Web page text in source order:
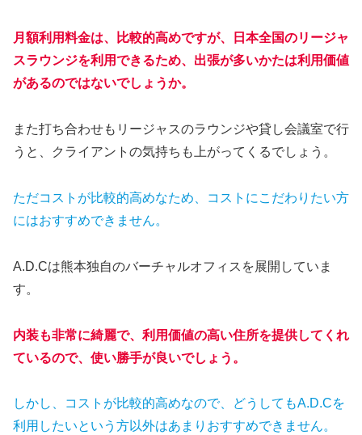
月額利用料金は、比較的高めですが、日本全国のリージャ
スラウンジを利用できるため、出張が多いかたは利用価値
があるのではないでしょうか。
また打ち合わせもリージャスのラウンジや貸し会議室で行
うと、クライアントの気持ちも上がってくるでしょう。
ただコストが比較的高めなため、コストにこだわりたい方
にはおすすめできません。
A.D.Cは熊本独自のバーチャルオフィスを展開していま
す。
内装も非常に綺麗で、利用価値の高い住所を提供してくれ
ているので、使い勝手が良いでしょう。
しかし、コストが比較的高めなので、どうしてもA.D.Cを
利用したいという方以外はあまりおすすめできません。